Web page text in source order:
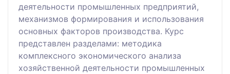
деятельности промышленных предприятий,
механизмов формирования и использования
основных факторов производства. Курс
представлен разделами: методика
комплексного экономического анализа
хозяйственной деятельности промышленных